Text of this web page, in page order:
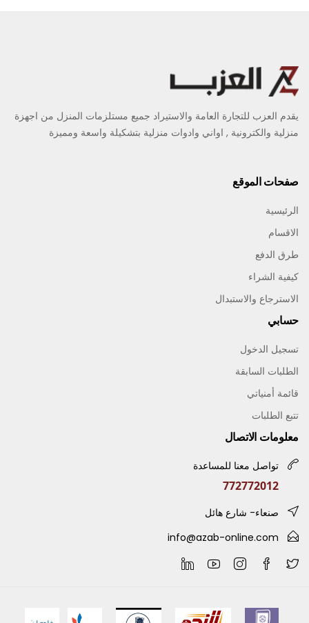
يقدم العزب للتجارة العامة والاستيراد جميع مستلزمات المنزل من اجهزة
منزلية والكترونية , اواني وادوات منزلية بتشكيلة واسعة ومميزة
صفحات الموقع
الرئيسية
الاقسام
طرق الدفع
كيفية الشراء
الاسترجاع والاستبدال
حسابي
تسجيل الدخول
الطلبات السابقة
قائمة أمنياتي
تتبع الطلبات
معلومات الاتصال
تواصل معنا للمساعدة
772772012
صنعاء- شارع هائل
info@azab-online.com